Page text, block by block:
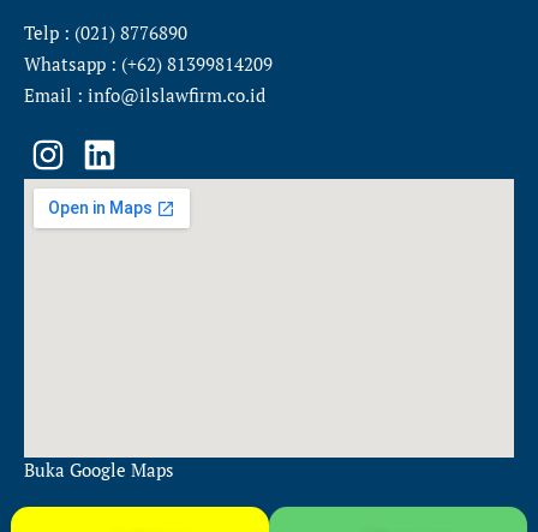
Telp : (021) 8776890
Whatsapp : (+62) 81399814209
Email : info@ilslawfirm.co.id
I
n
s
L
i
n
Buka Google Maps